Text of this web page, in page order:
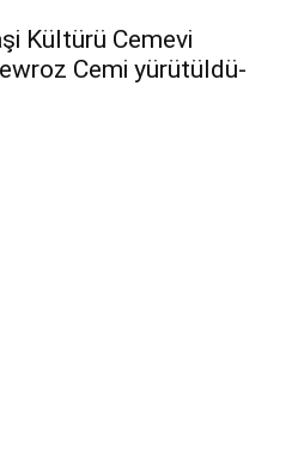
Kültürü Cemevi
Cemi yürütüldü-